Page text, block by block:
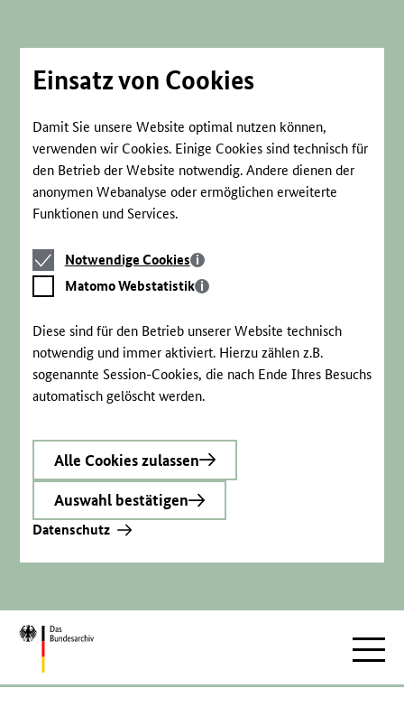
Einsatz von Cookies
Damit Sie unsere Website optimal nutzen können,
verwenden wir Cookies. Einige Cookies sind technisch für
den Betrieb der Website notwendig. Andere dienen der
anonymen Webanalyse oder ermöglichen erweiterte
Funktionen und Services.
Notwendige
Cookies
Notwendige Cookies
Matomo
Webstatistik
Matomo Webstatistik
Diese sind für den Betrieb unserer Website technisch
notwendig und immer aktiviert. Hierzu zählen z.B.
sogenannte Session-Cookies, die nach Ende Ihres Besuchs
automatisch gelöscht werden.
Alle Cookies zulassen
Auswahl bestätigen
Datenschutz
Zur